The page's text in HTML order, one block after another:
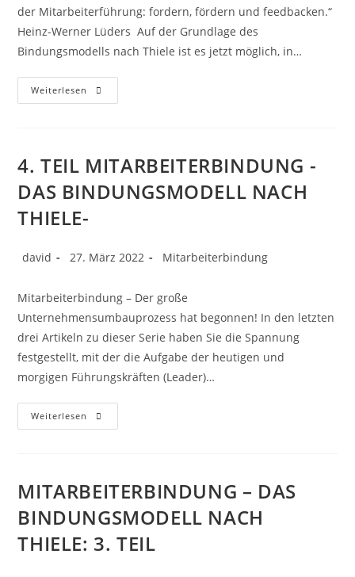
der Mitarbeiterführung: fordern, fördern und feedbacken.“
Heinz-Werner Lüders Auf der Grundlage des
Bindungsmodells nach Thiele ist es jetzt möglich, in…
Weiterlesen
4. TEIL MITARBEITERBINDUNG -
DAS BINDUNGSMODELL NACH
THIELE-
david 27. März 2022 Mitarbeiterbindung
Mitarbeiterbindung – Der große
Unternehmensumbauprozess hat begonnen! In den letzten
drei Artikeln zu dieser Serie haben Sie die Spannung
festgestellt, mit der die Aufgabe der heutigen und
morgigen Führungskräften (Leader)…
Weiterlesen
MITARBEITERBINDUNG – DAS
BINDUNGSMODELL NACH
THIELE: 3. TEIL